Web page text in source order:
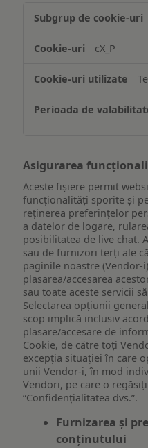
și/sau
informațiilor
pe
dispozitiv
cX_P
Asigurarea
Aceste fișiere permit
funcționalități sporite și
reţinerea preferinţelor
a datelor de logare,
posibilitatea de live chat.
sau de furnizori terți ale
paginile noastre (Vendor-
plasarea/accesarea
sau toate aceste servicii
Selectarea opțiunii
scop implică inclusiv
plasare/accesare de
Cookie, de către toți
excepția situației în care
unii Vendor-i, în mod
Vendori, pe care o
“Confidențialitatea dvs.”.
Furnizarea și
conținutului